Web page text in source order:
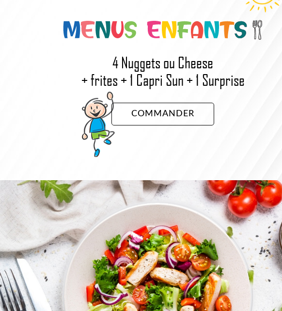
4 Nuggets ou Cheese
+ frites + 1 Capri Sun + 1 Surprise
COMMANDER